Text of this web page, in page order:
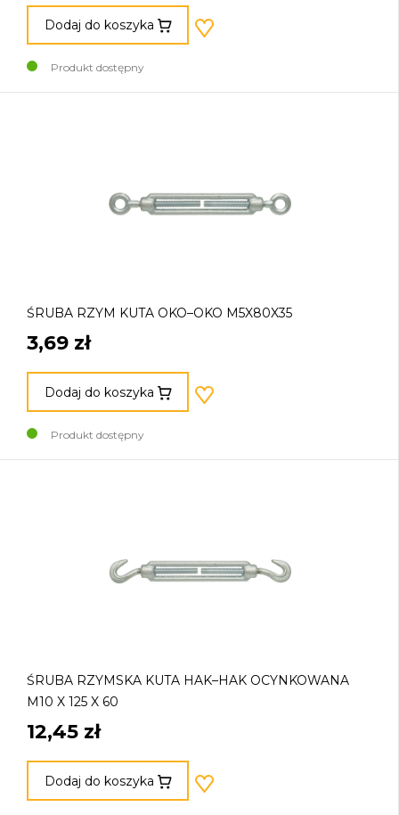
Dodaj do koszyka
Produkt dostępny
ŚRUBA RZYM KUTA OKO–OKO M5X80X35
3,69 zł
Dodaj do koszyka
Produkt dostępny
ŚRUBA RZYMSKA KUTA HAK–HAK OCYNKOWANA
M10 X 125 X 60
12,45 zł
Dodaj do koszyka